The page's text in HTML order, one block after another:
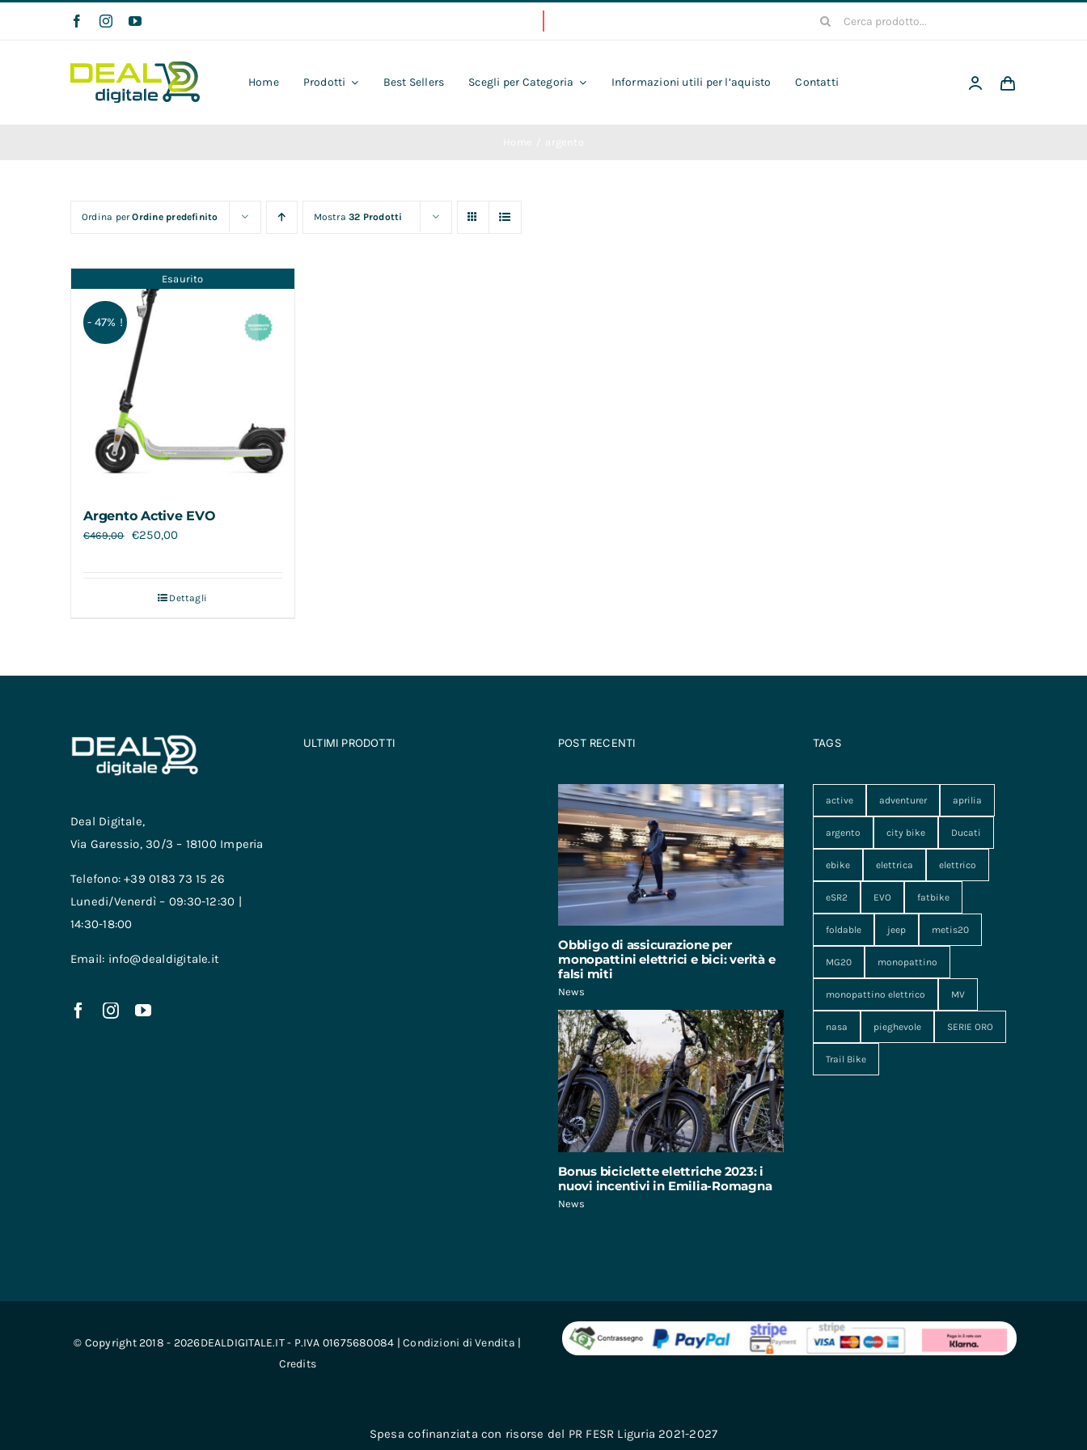
Cerca
Home Prodotti Best Sellers Scegli per Categoria Informazioni utili per l’aquisto Contatti
Ordina perOrdine predefinito Mostra32 Prodotti
Esaurito
- 47% !
Argento Active EVO
€469,00 €250,00
Dettagli
Deal Digitale,
Via Garessio, 30/3 – 18100 Imperia
Telefono: +39 0183 73 15 26
Lunedi/Venerdì – 09:30-12:30 |
14:30-18:00
Email: info@dealdigitale.it
ULTIMI PRODOTTI POST RECENTI
Obbligo di assicurazione per
monopattini elettrici e bici: verità e
falsi miti
News
Bonus biciclette elettriche 2023: i
nuovi incentivi in Emilia-Romagna
News
TAGS
active adventurer aprilia
argento city bike Ducati
ebike elettrica elettrico
eSR2 EVO fatbike
foldable jeep metis20
MG20 monopattino
monopattino elettrico MV
nasa pieghevole SERIE ORO
Trail Bike
© Copyright 2018 - 2026DEALDIGITALE.IT - P.IVA 01675680084 |Condizioni di Vendita |
Credits
Spesa cofinanziata con risorse del PR FESR Liguria 2021-2027